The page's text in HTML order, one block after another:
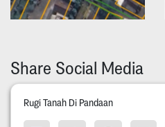
Share Social Media
Rugi Tanah Di Pandaan